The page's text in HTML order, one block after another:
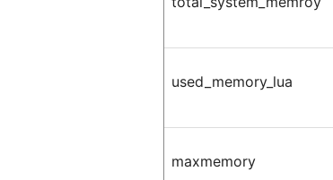
used_memory_lua
maxmemory